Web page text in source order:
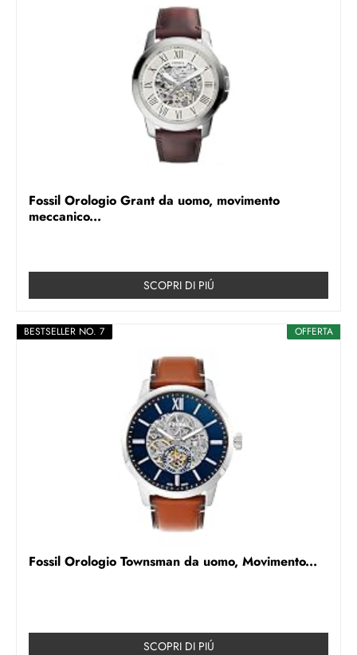
Fossil Orologio Grant da uomo, movimento
meccanico...
SCOPRI DI PIÚ
OFFERTA
BESTSELLER NO. 7
Fossil Orologio Townsman da uomo, Movimento...
SCOPRI DI PIÚ